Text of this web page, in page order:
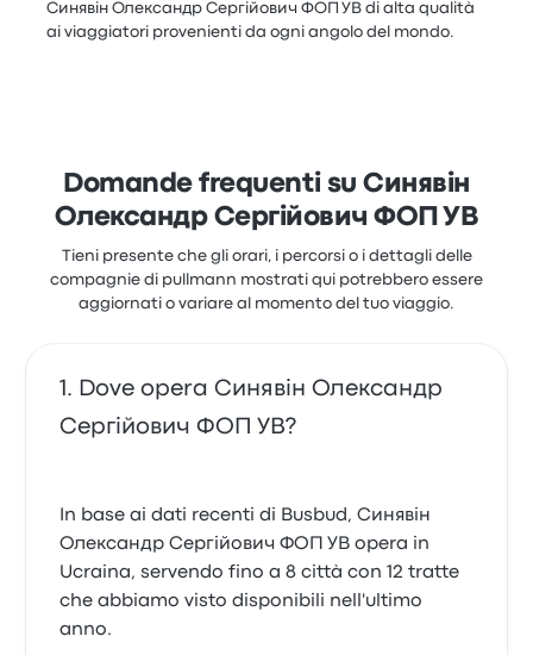
Синявін Олександр Сергійович ФОП УВ di alta qualità
ai viaggiatori provenienti da ogni angolo del mondo.
Domande frequenti su Синявін
Олександр Сергійович ФОП УВ
Tieni presente che gli orari, i percorsi o i dettagli delle
compagnie di pullmann mostrati qui potrebbero essere
aggiornati o variare al momento del tuo viaggio.
Dove opera Синявін Олександр
Сергійович ФОП УВ?
In base ai dati recenti di Busbud, Синявін
Олександр Сергійович ФОП УВ opera in
Ucraina, servendo fino a 8 città con 12 tratte
che abbiamo visto disponibili nell'ultimo
anno.